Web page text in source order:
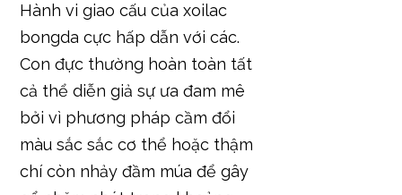
Hành vi giao cấu của xoilac
bongda cực hấp dẫn với các.
Con đực thường hoàn toàn tất
cả thể diễn giả sự ưa đam mê
bởi vì phương pháp cầm đổi
màu sắc sắc cơ thể hoặc thậm
chí còn nhảy đầm múa để gây